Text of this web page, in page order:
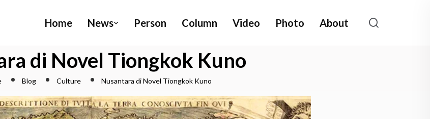
Home News Person Column Video Photo About
di Novel Tiongkok Kuno
Blog Culture Nusantara di Novel Tiongkok Kuno